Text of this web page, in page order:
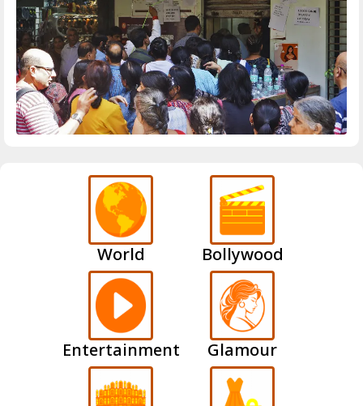
World Bollywood
Entertainment Glamour